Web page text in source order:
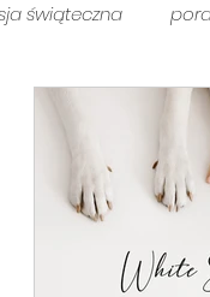
świąteczna
sesja